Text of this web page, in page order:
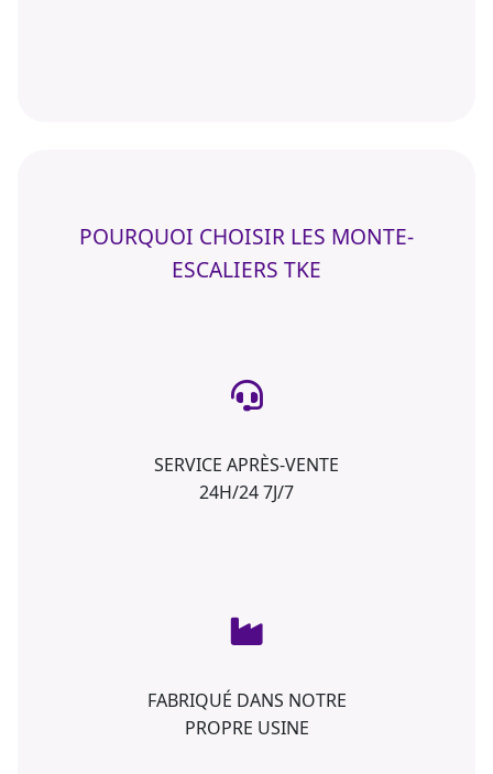
POURQUOI CHOISIR LES MONTE-
ESCALIERS TKE
SERVICE APRÈS-VENTE
24H/24 7J/7
FABRIQUÉ DANS NOTRE
PROPRE USINE